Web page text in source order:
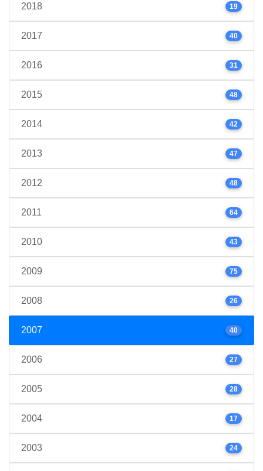
2018 19
2017 40
2016 31
2015 48
2014 42
2013 47
2012 48
2011 64
2010 43
2009 75
2008 26
2007 40
2006 27
2005 28
2004 17
2003 24